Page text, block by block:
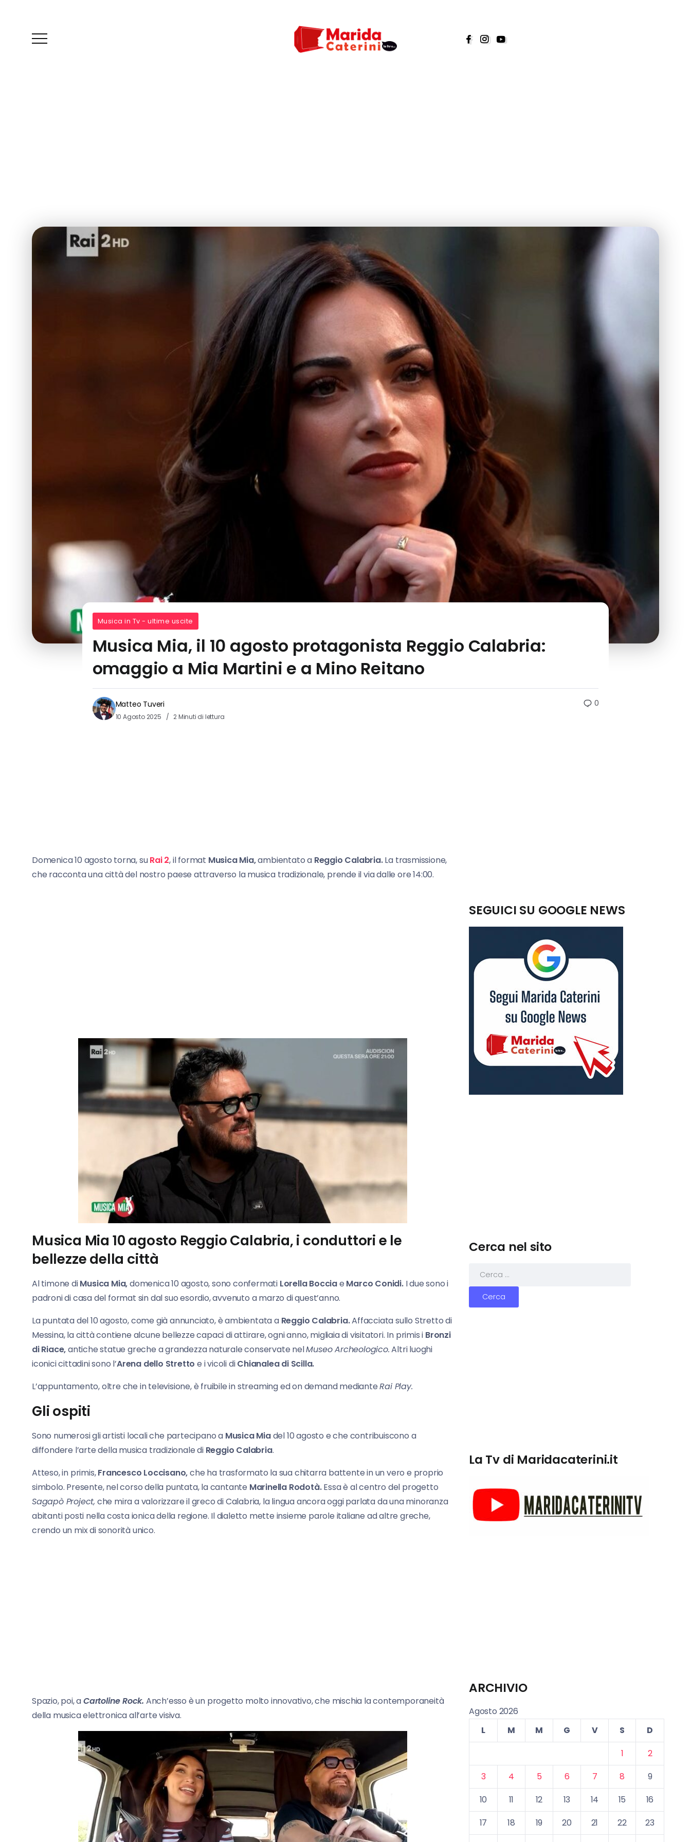
Musica in Tv - ultime uscite
Musica Mia, il 10 agosto protagonista Reggio Calabria:
omaggio a Mia Martini e a Mino Reitano
Matteo Tuveri
10 Agosto 2025 2 Minuti di lettura
0
Domenica 10 agosto torna, suRai 2, il format Musica Mia,ambientato a Reggio Calabria.La trasmissione,
che racconta una città del nostro paese attraverso la musica tradizionale, prende il via dalle ore 14:00.
Musica Mia 10 agosto Reggio Calabria, i conduttori e le
bellezze della città
Al timone diMusica Mia,domenica 10 agosto, sono confermati Lorella Bocciae Marco Conidi.I due sono i
padroni di casa del format sin dal suo esordio, avvenuto a marzo di quest’anno.
La puntata del 10 agosto, come già annunciato, è ambientata a Reggio Calabria.Affacciata sullo Stretto di
Messina, la città contiene alcune bellezze capaci di attirare, ogni anno, migliaia di visitatori. In primis i Bronzi
di Riace,antiche statue greche a grandezza naturale conservate nelMuseo Archeologico.Altri luoghi
iconici cittadini sono l’Arena dello Stretto e i vicoli diChianalea di Scilla.
L’appuntamento, oltre che in televisione, è fruibile in streaming ed on demand medianteRai Play.
Gli ospiti
Sono numerosi gli artisti locali che partecipano a Musica Miadel 10 agosto e che contribuiscono a
diffondere l’arte della musica tradizionale di Reggio Calabria.
Atteso, in primis,Francesco Loccisano,che ha trasformato la sua chitarra battente in un vero e proprio
simbolo. Presente, nel corso della puntata, la cantante Marinella Rodotà.Essa è al centro del progetto
Sagapò Project, che mira a valorizzare il greco di Calabria, la lingua ancora oggi parlata da una minoranza
abitanti posti nella costa ionica della regione. Il dialetto mette insieme parole italiane ad altre greche,
crendo un mix di sonorità unico.
Spazio, poi, aCartoline Rock. Anch’esso è un progetto molto innovativo, che mischia la contemporaneità
della musica elettronica all’arte visiva.
SEGUICI SU GOOGLE NEWS
Cerca nel sito
La Tv di Maridacaterini.it
ARCHIVIO
Agosto 2026
L
M M G V S
D
1
2
3
4 5 6 7 8
9
10
11 12 13 14 15
16
17
18 19 20 21 22
23